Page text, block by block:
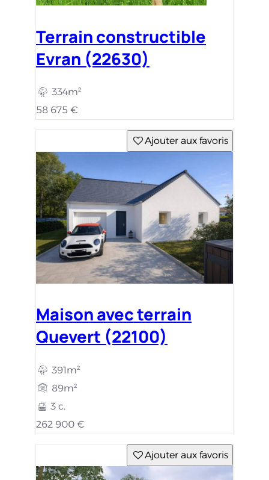
Terrain constructible
Evran (22630)
334m²
58 675 €
Ajouter aux favoris
Maison avec terrain
Quevert (22100)
391m²
89m²
3 c.
262 900 €
Ajouter aux favoris